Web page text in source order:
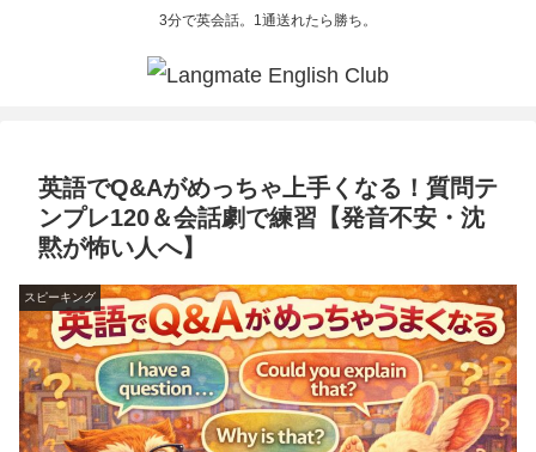
3分で英会話。1通送れたら勝ち。
英語でQ&Aがめっちゃ上手くなる！質問テ
ンプレ120＆会話劇で練習【発音不安・沈
黙が怖い人へ】
スピーキング